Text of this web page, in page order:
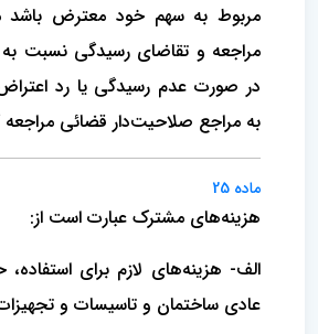
مربوط به سهم خود معترض باشد
مراجعه و تقاضای رسیدگی نسبت به
در صورت عدم‌ رسیدگی یا رد
به مراجع صلاحیت‌دار قضائی مراجعه
ماده 25
هزینه‌های مشترک عبارت است از:
الف- هزینه‌های لازم برای
عادی‌ ساختمان و تاسیسات و